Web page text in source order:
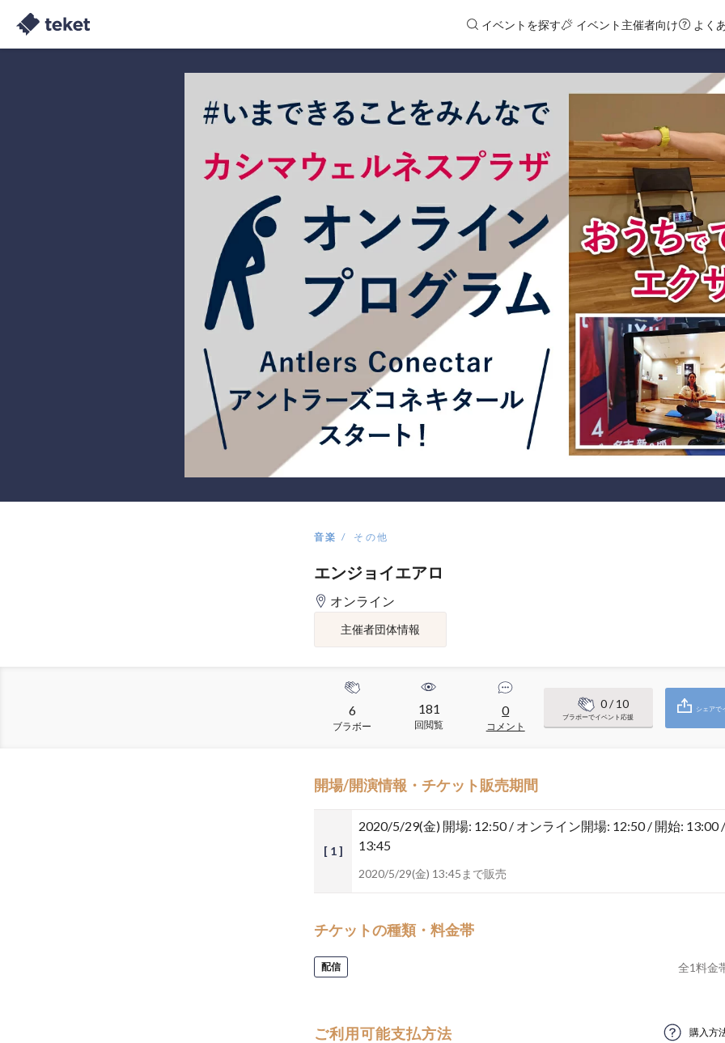
イベントを探す イベント主催者向け よく
音楽 その他
エンジョイエアロ
オンライン
主催者団体情報
6
ブラボー
181
回閲覧
0
コメント
0/ 10
ブラボーでイベント応援
シェアで
開場/開演情報・チケット販売期間
[ 1 ]
2020/5/29(金) 開場: 12:50 / オンライン開場: 12:50 / 開始: 13:00
13:45
2020/5/29(金) 13:45まで販売
チケットの種類・料金帯
配信 全1料金
ご利用可能支払方法 購入方